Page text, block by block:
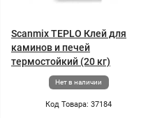
Scanmix TEPLO Клей для
каминов и печей
термостойкий (20 кг)
Нет в наличии
Код Товара: 37184